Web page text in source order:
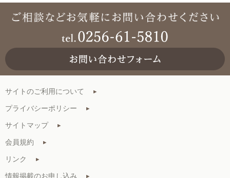
サイトのご利用について
プライバシーポリシー
サイトマップ
会員規約
リンク
情報掲載のお申し込み